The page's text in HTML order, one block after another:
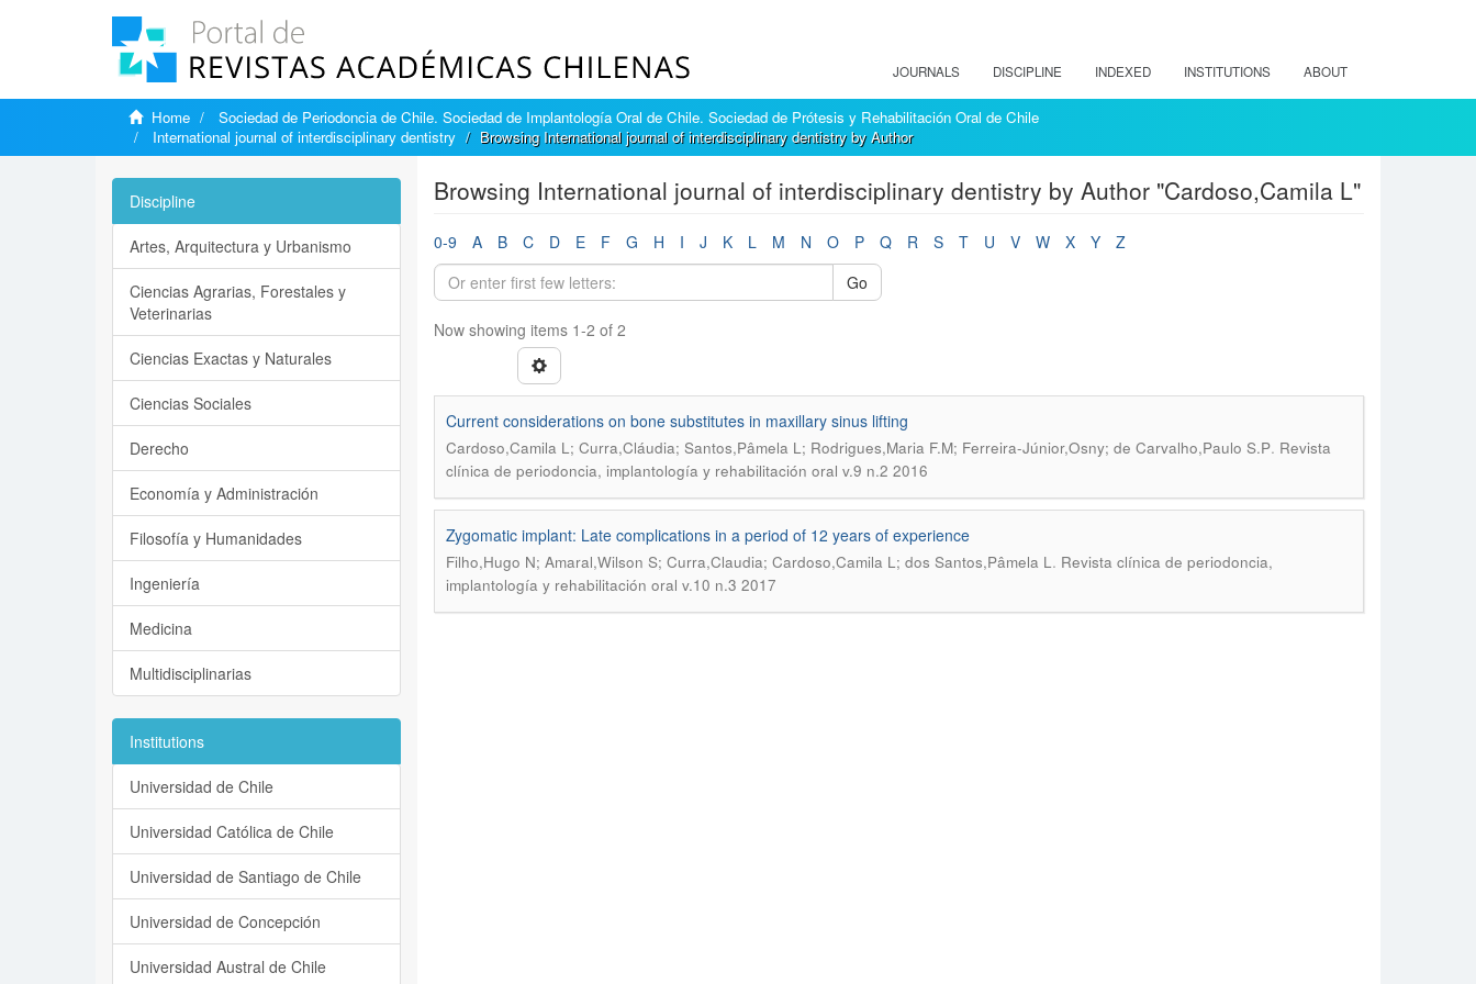
JOURNALS DISCIPLINE INDEXED INSTITUTIONS ABOUT
Home
Sociedad de Periodoncia de Chile. Sociedad de Implantología Oral de Chile. Sociedad de Prótesis y Rehabilitación Oral de Chile
International journal of interdisciplinary dentistry
Browsing International journal of interdisciplinary dentistry by Author
Browsing International journal of interdisciplinary dentistry by Author "Cardoso,Camila L"
0-9 A B C D E F G H I J K L M N O P Q R S T U V W X Y
Z
Go
Now showing items 1-2 of 2
Current considerations on bone substitutes in maxillary sinus lifting
Cardoso,Camila L; Curra,Cláudia; Santos,Pâmela L; Rodrigues,Maria F.M; Ferreira-Júnior,Osny; de Carvalho,Paulo S.P. Revista
clínica de periodoncia, implantología y rehabilitación oral v.9 n.2 2016
Zygomatic implant: Late complications in a period of 12 years of experience
Filho,Hugo N; Amaral,Wilson S; Curra,Claudia; Cardoso,Camila L; dos Santos,Pâmela L. Revista clínica de periodoncia,
implantología y rehabilitación oral v.10 n.3 2017
Discipline
Artes, Arquitectura y Urbanismo
Ciencias Agrarias, Forestales y
Veterinarias
Ciencias Exactas y Naturales
Ciencias Sociales
Derecho
Economía y Administración
Filosofía y Humanidades
Ingeniería
Medicina
Multidisciplinarias
Institutions
Universidad de Chile
Universidad Católica de Chile
Universidad de Santiago de Chile
Universidad de Concepción
Universidad Austral de Chile